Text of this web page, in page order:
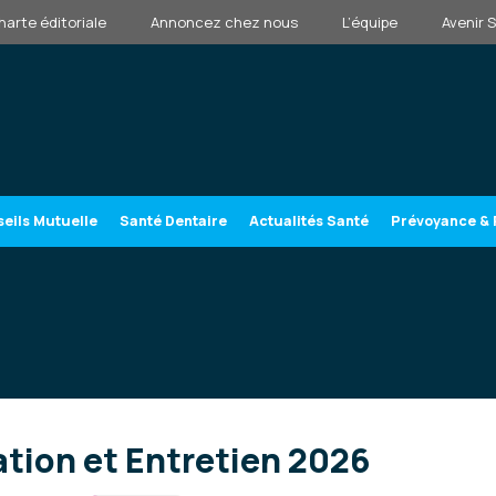
éditoriale Annoncez chez nous L’équipe Avenir
Mutuelle Santé Dentaire Actualités Santé Prévoyance
et Entretien 2026